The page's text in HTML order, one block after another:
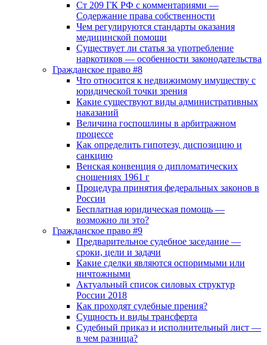
Ст 209 ГК РФ с комментариями —
Содержание права собственности
Чем регулируются стандарты оказания
медицинской помощи
Существует ли статья за употребление
наркотиков — особенности законодательства
Гражданское право #8
Что относится к недвижимому имуществу с
юридической точки зрения
Какие существуют виды административных
наказаний
Величина госпошлины в арбитражном
процессе
Как определить гипотезу, диспозицию и
санкцию
Венская конвенция о дипломатических
сношениях 1961 г
Процедура принятия федеральных законов в
России
Бесплатная юридическая помощь —
возможно ли это?
Гражданское право #9
Предварительное судебное заседание —
сроки, цели и задачи
Какие сделки являются оспоримыми или
ничтожными
Актуальный список силовых структур
России 2018
Как проходят судебные прения?
Сущность и виды трансферта
Судебный приказ и исполнительный лист —
в чем разница?